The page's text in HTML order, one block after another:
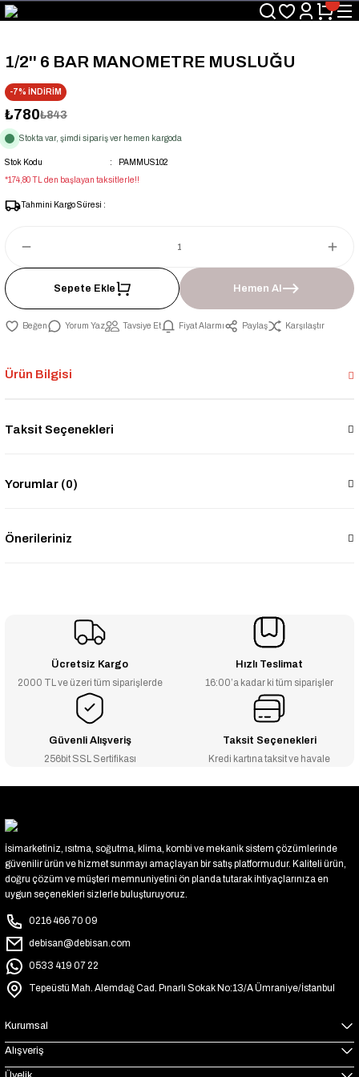
Üyelerimize Özel "uye2026" Koduyla Sepette Ekstra %3 İndirim
KAZAN-KASKAD İÇİN TEK ADRES
1/2'' 6 BAR MANOMETRE MUSLUĞU
-7% İNDİRİM
₺780₺843
Stokta var, şimdi sipariş ver hemen kargoda
Stok Kodu
PAMMUS102
*174,80 TL den başlayan taksitlerle!!
Tahmini Kargo Süresi :
Sepete Ekle Hemen Al
Yorum Yaz Tavsiye Et Fiyat Alarmı Paylaş Karşılaştır
Ürün Bilgisi
Taksit Seçenekleri
Yorumlar (0)
Önerileriniz
Ücretsiz Kargo
2000 TL ve üzeri tüm siparişlerde
Hızlı Teslimat
16:00’a kadar ki tüm siparişler
Güvenli Alışveriş
256bit SSL Sertifikası
Taksit Seçenekleri
Kredi kartına taksit ve havale
İsimarketiniz, ısıtma, soğutma, klima, kombi ve mekanik sistem çözümlerinde
güvenilir ürün ve hizmet sunmayı amaçlayan bir satış platformudur. Kaliteli ürün,
doğru çözüm ve müşteri memnuniyetini ön planda tutarak ihtiyaçlarınıza en
uygun seçenekleri sizlerle buluşturuyoruz.
0216 466 70 09
debisan@debisan.com
0533 419 07 22
Tepeüstü Mah. Alemdağ Cad. Pınarlı Sokak No:13/A Ümraniye/İstanbul
Kurumsal
Alışveriş